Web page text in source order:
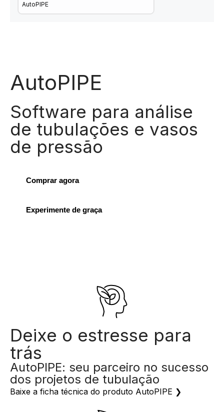
AutoPIPE
AutoPIPE
Software para análise
de tubulações e vasos
de pressão
Comprar agora
Experimente de graça
Deixe o estresse para
trás
AutoPIPE: seu parceiro no sucesso
dos projetos de tubulação
Baixe a ficha técnica do produto AutoPIPE ❯